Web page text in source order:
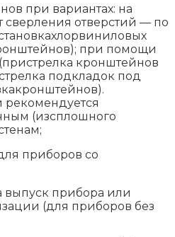
при вариантах: на
сверления отверстий — по
при помощи
кронштейнов
подкладок под
(изсплошного
приборов со
выпуск прибора или
(для приборов без